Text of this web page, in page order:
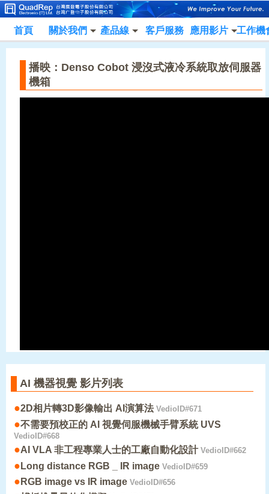
首頁 關於我們 產品線 客戶服務 應用影片 工作機
播映：Denso Cobot 浸沒式液冷系統取放伺服器
機箱
AI 機器視覺 影片列表
●2D相片轉3D影像輸出 AI演算法VedioID#671
●不需要預校正的 AI 視覺伺服機械手臂系統 UVS
VedioID#668
●AI VLA 非工程專業人士的工廠自動化設計VedioID#662
● Long distance RGB _ IR image VedioID#659
● RGB image vs IR image VedioID#656